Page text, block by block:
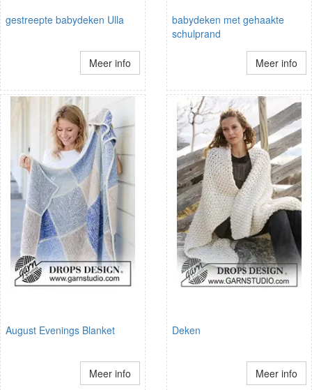
gestreepte babydeken Ulla
Meer info
babydeken met gehaakte
schulprand
Meer info
August Evenings Blanket
Meer info
Deken
Meer info